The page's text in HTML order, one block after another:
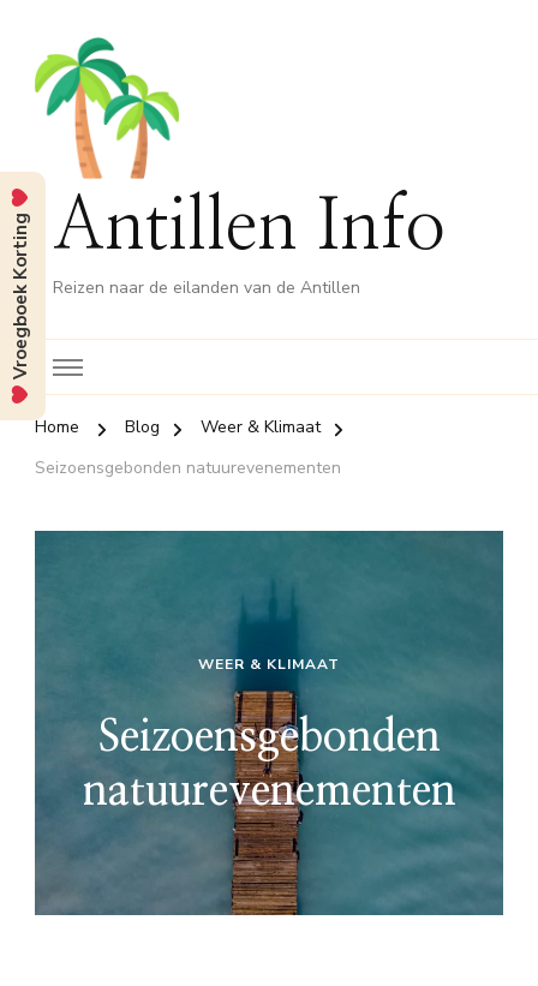
Antillen Info
Reizen naar de eilanden van de Antillen
Home Blog
Weer & Klimaat
Seizoensgebonden natuurevenementen
WEER & KLIMAAT
Seizoensgebonden
natuurevenementen
Vroegboek Korting